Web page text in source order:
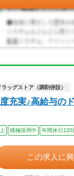
ラッグストア（調剤併設）
充実♪高給与の
積極採用中 年間休日120
この求人に